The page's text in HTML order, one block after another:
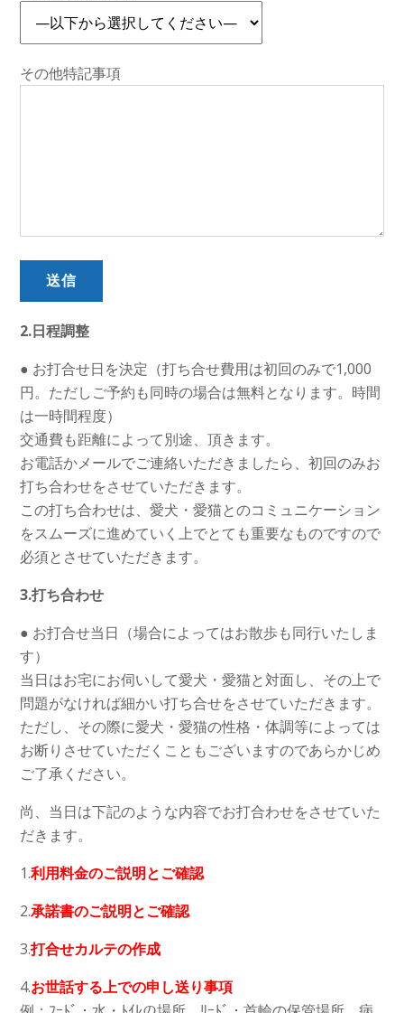
その他特記事項
2.日程調整
● お打合せ日を決定（打ち合せ費用は初回のみで1,000
円。ただしご予約も同時の場合は無料となります。時間
は一時間程度）
交通費も距離によって別途、頂きます。
お電話かメールでご連絡いただきましたら、初回のみお
打ち合わせをさせていただきます。
この打ち合わせは、愛犬・愛猫とのコミュニケーション
をスムーズに進めていく上でとても重要なものですので
必須とさせていただきます。
3.打ち合わせ
● お打合せ当日（場合によってはお散歩も同行いたしま
す）
当日はお宅にお伺いして愛犬・愛猫と対面し、その上で
問題がなければ細かい打ち合せをさせていただきます。
ただし、その際に愛犬・愛猫の性格・体調等によっては
お断りさせていただくこともございますのであらかじめ
ご了承ください。
尚、当日は下記のような内容でお打合わせをさせていた
だきます。
1.利用料金のご説明とご確認
2.承諾書のご説明とご確認
3.打合せカルテの作成
4.お世話する上での申し送り事項